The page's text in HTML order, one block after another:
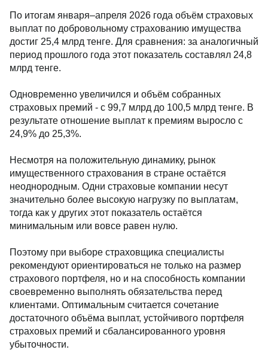
По итогам января–апреля 2026 года объём страховых
выплат по добровольному страхованию имущества
достиг 25,4 млрд тенге. Для сравнения: за аналогичный
период прошлого года этот показатель составлял 24,8
млрд тенге.
Одновременно увеличился и объём собранных
страховых премий - с 99,7 млрд до 100,5 млрд тенге. В
результате отношение выплат к премиям выросло с
24,9% до 25,3%.
Несмотря на положительную динамику, рынок
имущественного страхования в стране остаётся
неоднородным. Одни страховые компании несут
значительно более высокую нагрузку по выплатам,
тогда как у других этот показатель остаётся
минимальным или вовсе равен нулю.
Поэтому при выборе страховщика специалисты
рекомендуют ориентироваться не только на размер
страхового портфеля, но и на способность компании
своевременно выполнять обязательства перед
клиентами. Оптимальным считается сочетание
достаточного объёма выплат, устойчивого портфеля
страховых премий и сбалансированного уровня
убыточности.